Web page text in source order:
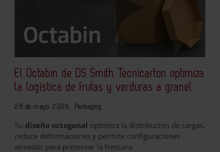
El Octabin de DS Smith Tecnicarton optimiza
la logística de frutas y verduras a granel
28 de mayo, 2026 Packaging
Su diseño octogonal optimiza la distribución de cargas,
reduce deformaciones y permite configuraciones
aireadas para preservar la frescura.